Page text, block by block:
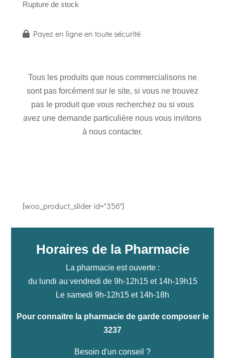
Rupture de stock
Payez en ligne en toute sécurité
Tous les produits que nous commercialisons ne
sont pas forcément sur le site, si vous ne trouvez
pas le produit que vous recherchez ou si vous
avez une demande particulière nous vous invitons
à nous contacter.
[woo_product_slider id="356"]
Horaires de la Pharmacie
La pharmacie est ouverte :
du lundi au vendredi de 9h-12h15 et 14h-19h15
Le samedi 9h-12h15 et 14h-18h
Pour connaitre la pharmacie de garde composer le
3237
Besoin d'un conseil ?